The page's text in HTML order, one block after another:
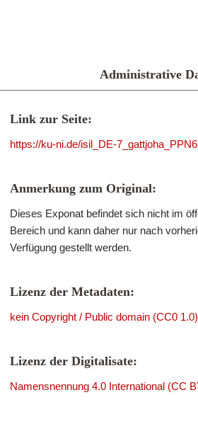
Administrative
Link zur Seite:
https://ku-ni.de/isil_DE-
Anmerkung zum Original:
Dieses Exponat befindet sich nicht im
Bereich und kann daher nur nach
Verfügung gestellt werden.
Lizenz der Metadaten:
kein Copyright / Public domain (CC0 1.0)
Lizenz der Digitalisate:
Namensnennung 4.0 International (CC